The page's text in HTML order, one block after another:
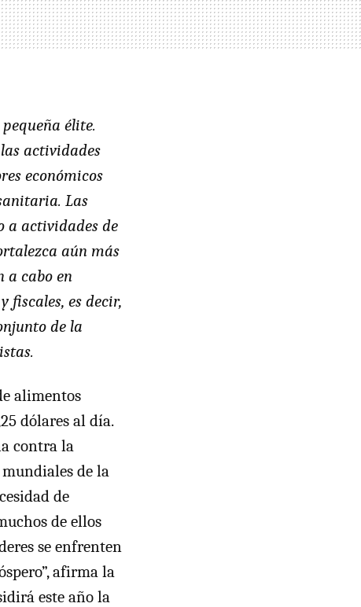
élite.
actividades
económicos
Las
a actividades de
aún más
a cabo en
fiscales, es decir,
de la
alimentos
dólares al día.
contra la
de la
de
de ellos
se enfrenten
afirma la
este año la